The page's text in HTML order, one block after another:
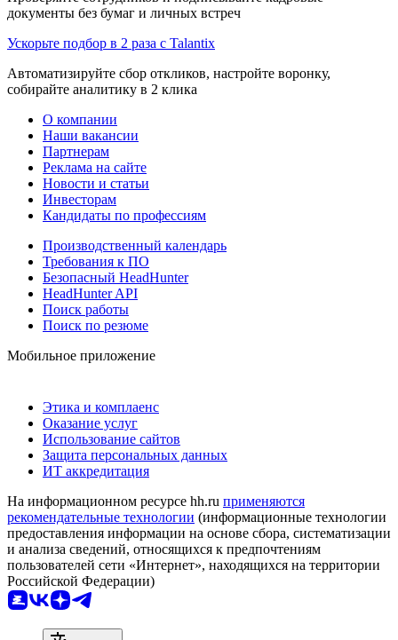
документы без бумаг и личных встреч
Ускорьте подбор в 2 раза с Talantix
Автоматизируйте сбор откликов, настройте воронку,
собирайте аналитику в 2 клика
О компании
Наши вакансии
Партнерам
Реклама на сайте
Новости и статьи
Инвесторам
Кандидаты по профессиям
Производственный календарь
Требования к ПО
Безопасный HeadHunter
HeadHunter API
Поиск работы
Поиск по резюме
Мобильное приложение
Этика и комплаенс
Оказание услуг
Использование сайтов
Защита персональных данных
ИТ аккредитация
На информационном ресурсе hh.ru применяются
рекомендательные технологии (информационные технологии
предоставления информации на основе сбора, систематизации
и анализа сведений, относящихся к предпочтениям
пользователей сети «Интернет», находящихся на территории
Российской Федерации)